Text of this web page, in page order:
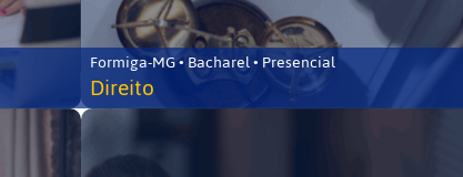
Formiga-MG • Bacharel • Presencial
Direito